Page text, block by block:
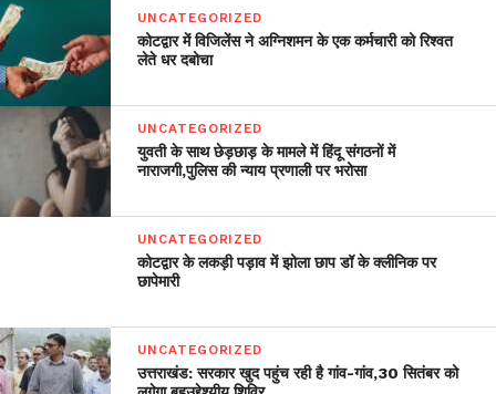
UNCATEGORIZED
कोटद्वार में विजिलेंस ने अग्निशमन के एक कर्मचारी को रिश्वत
लेते धर दबोचा
UNCATEGORIZED
युवती के साथ छेड़छाड़ के मामले में हिंदू संगठनों में
नाराजगी,पुलिस की न्याय प्रणाली पर भरोसा
UNCATEGORIZED
कोटद्वार के लकड़ी पड़ाव में झोला छाप डॉ के क्लीनिक पर
छापेमारी
UNCATEGORIZED
उत्तराखंड: सरकार खुद पहुंच रही है गांव-गांव,30 सितंबर को